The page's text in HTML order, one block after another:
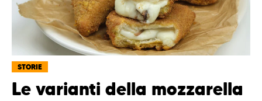
STORIE
Le varianti della mozzarella